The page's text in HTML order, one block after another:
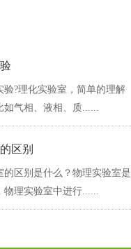
?理化实验室，简单的理解
相、液相、质......
区别
别是什么？物理实验室是
物理实验室中进行......